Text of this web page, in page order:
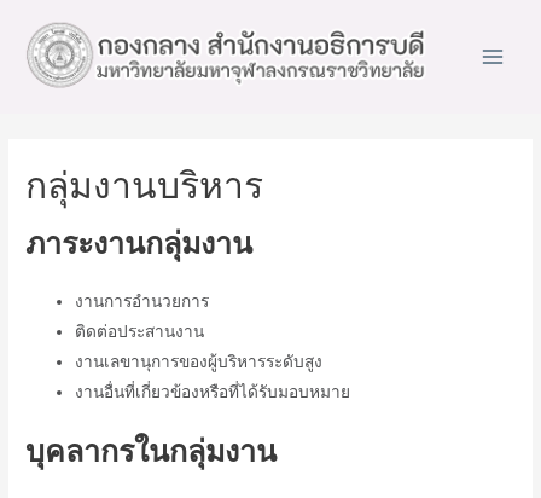
กลุ่มงานบริหาร
ภาระงานกลุ่มงาน
งานการอำนวยการ
ติดต่อประสานงาน
งานเลขานุการของผู้บริหารระดับสูง
งานอื่นที่เกี่ยวข้องหรือที่ได้รับมอบหมาย
บุคลากรในกลุ่มงาน